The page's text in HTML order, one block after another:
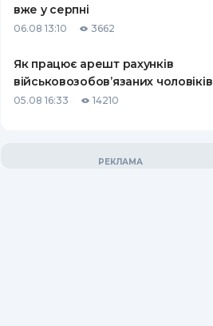
вже у серпні
06.08 13:10 3662
Як працює арешт рахунків
військовозобов’язаних чоловіків
05.08 16:33 14210